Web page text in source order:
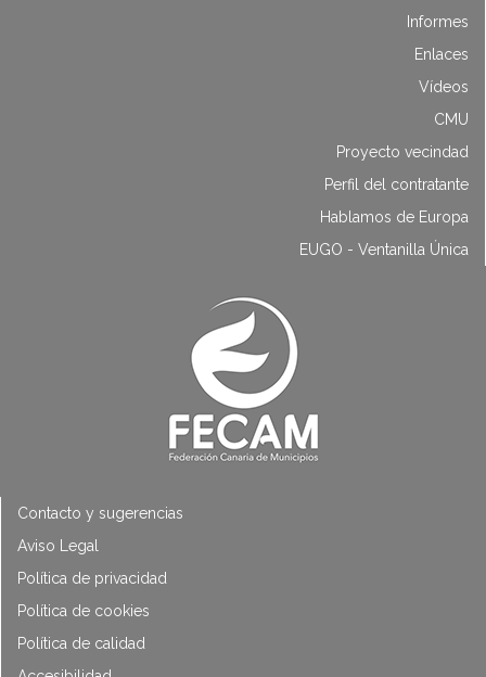
Informes
Enlaces
Vídeos
CMU
Proyecto vecindad
Perfil del contratante
Hablamos de Europa
EUGO - Ventanilla Única
Contacto y sugerencias
Aviso Legal
Política de privacidad
Política de cookies
Política de calidad